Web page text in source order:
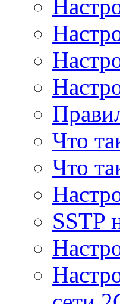
Что
Что
SSTP